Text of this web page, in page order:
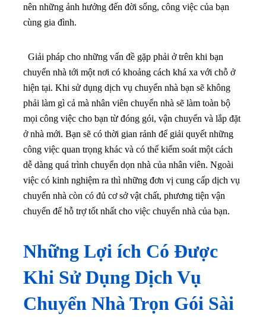
nên những ảnh hưởng đến đời sống, công việc của bạn
cùng gia đình.
Giải pháp cho những vấn đề gặp phải ở trên khi bạn
chuyển nhà tới một nơi có khoảng cách khá xa với chỗ ở
hiện tại. Khi sử dụng dịch vụ chuyển nhà bạn sẽ không
phải làm gì cả mà nhân viên chuyển nhà sẽ làm toàn bộ
mọi công việc cho bạn từ đóng gói, vận chuyển và lắp đặt
ở nhà mới. Bạn sẽ có thời gian rảnh để giải quyết những
công việc quan trọng khác và có thể kiểm soát một cách
dễ dàng quá trình chuyển dọn nhà của nhân viên. Ngoài
việc có kinh nghiệm ra thì những đơn vị cung cấp dịch vụ
chuyển nhà còn có đủ cơ sở vật chất, phương tiện vận
chuyển để hỗ trợ tốt nhất cho việc chuyển nhà của bạn.
Những Lợi ích Có Được
Khi Sử Dụng Dịch Vụ
Chuyển Nhà Trọn Gói Sài